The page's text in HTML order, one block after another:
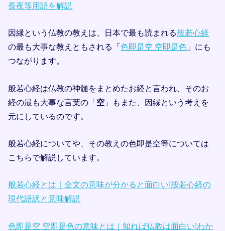
長夜等用語を解説
因縁という仏教の教えは、日本で最も読まれる般若心経
の最も大事な教えともされる「色即是空 空即是色 」にも
つながります。
般若心経は仏教の神髄をまとめたお経と言われ、そのお
経の最も大事な言葉の「空 」もまた、因縁という考えを
元にしているのです。
般若心経についてや、その教えの色即是空等については
こちらで解説しています。
般若心経とは｜全文の意味が分かると面白い!般若心経の
現代語訳と意味解説
色即是空 空即是色の意味とは｜知れば仏教は面白い!わか